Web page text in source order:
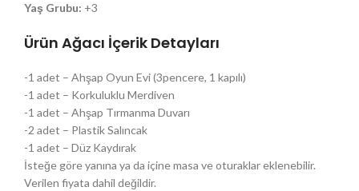
Yaş Grubu: +3
Ürün Ağacı İçerik Detayları
-1 adet – Ahşap Oyun Evi (3pencere, 1 kapılı)
-1 adet – Korkuluklu Merdiven
-1 adet – Ahşap Tırmanma Duvarı
-2 adet – Plastik Salıncak
-1 adet – Düz Kaydırak
İsteğe göre yanına ya da içine masa ve oturaklar eklenebilir.
Verilen fiyata dahil değildir.